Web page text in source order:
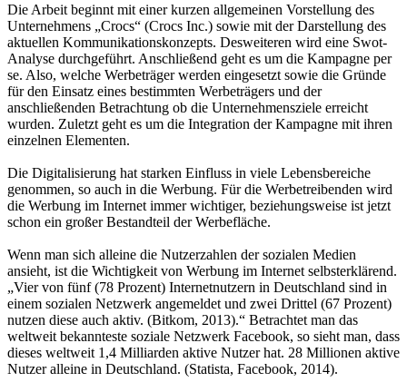
Die Arbeit beginnt mit einer kurzen allgemeinen Vorstellung des
Unternehmens „Crocs“ (Crocs Inc.) sowie mit der Darstellung des
aktuellen Kommunikationskonzepts. Desweiteren wird eine Swot-
Analyse durchgeführt. Anschließend geht es um die Kampagne per
se. Also, welche Werbeträger werden eingesetzt sowie die Gründe
für den Einsatz eines bestimmten Werbeträgers und der
anschließenden Betrachtung ob die Unternehmensziele erreicht
wurden. Zuletzt geht es um die Integration der Kampagne mit ihren
einzelnen Elementen.
Die Digitalisierung hat starken Einfluss in viele Lebensbereiche
genommen, so auch in die Werbung. Für die Werbetreibenden wird
die Werbung im Internet immer wichtiger, beziehungsweise ist jetzt
schon ein großer Bestandteil der Werbefläche.
Wenn man sich alleine die Nutzerzahlen der sozialen Medien
ansieht, ist die Wichtigkeit von Werbung im Internet selbsterklärend.
„Vier von fünf (78 Prozent) Internetnutzern in Deutschland sind in
einem sozialen Netzwerk angemeldet und zwei Drittel (67 Prozent)
nutzen diese auch aktiv. (Bitkom, 2013).“ Betrachtet man das
weltweit bekannteste soziale Netzwerk Facebook, so sieht man, dass
dieses weltweit 1,4 Milliarden aktive Nutzer hat. 28 Millionen aktive
Nutzer alleine in Deutschland. (Statista, Facebook, 2014).